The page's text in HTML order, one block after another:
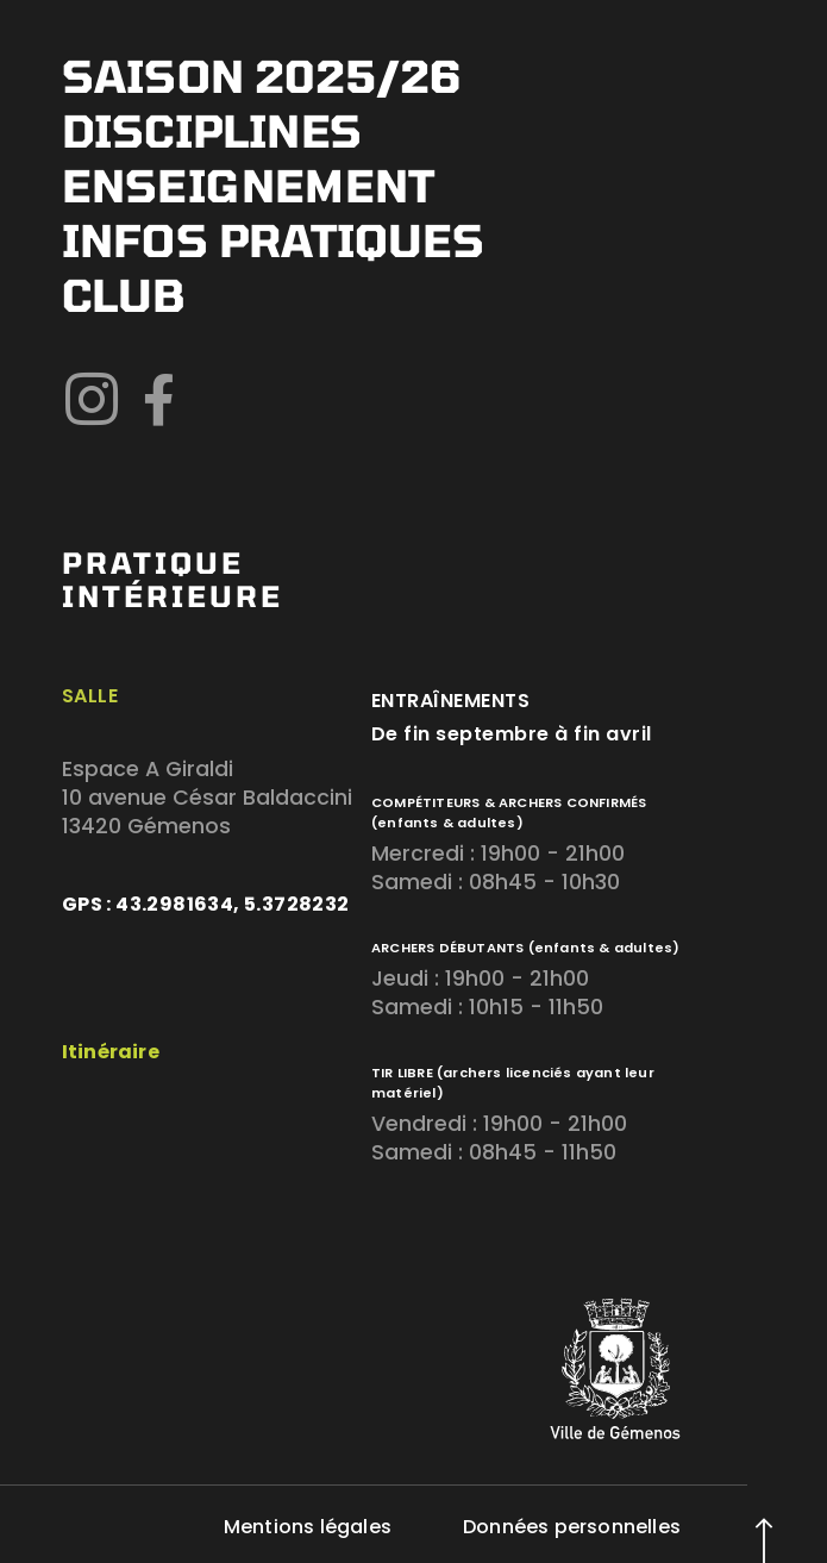
SAISON 2025/26
DISCIPLINES
ENSEIGNEMENT
INFOS PRATIQUES
CLUB
PRATIQUE
INTÉRIEURE
SALLE
Espace A Giraldi
10 avenue César Baldaccini
13420 Gémenos
GPS : 43.2981634, 5.3728232
Itinéraire
ENTRAÎNEMENTS
De fin septembre à fin avril
COMPÉTITEURS & ARCHERS CONFIRMÉS
(enfants & adultes)
Mercredi : 19h00 - 21h00
Samedi : 08h45 - 10h30
ARCHERS DÉBUTANTS (enfants & adultes)
Jeudi : 19h00 - 21h00
Samedi : 10h15 - 11h50
TIR LIBRE (archers licenciés ayant leur
matériel)
Vendredi : 19h00 - 21h00
Samedi : 08h45 - 11h50
Mentions légales Données personnelles